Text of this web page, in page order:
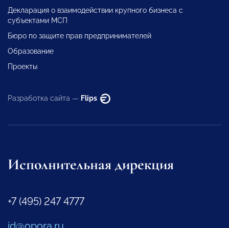
Декларация о взаимодействии крупного бизнеса с
субъектами МСП
Бюро по защите прав предпринимателей
Образование
Проекты
Разработка сайта — Flips
Исполнительная дирекция
+7 (495) 247 4777